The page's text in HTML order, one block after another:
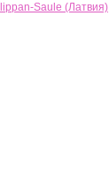
Saule (Латвия)